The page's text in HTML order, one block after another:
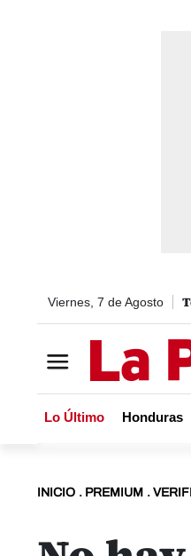
Viernes, 7 de Agosto
Lo Último Honduras
INICIO . PREMIUM .